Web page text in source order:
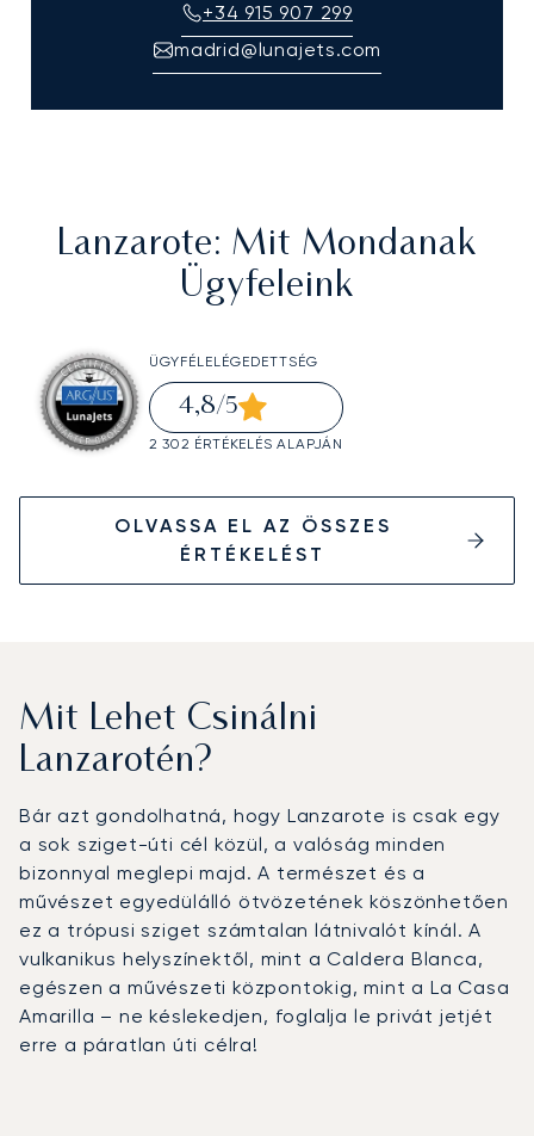
+34 915 907 299
madrid@lunajets.com
Lanzarote: Mit Mondanak
Ügyfeleink
ÜGYFÉLELÉGEDETTSÉG
4,8/5
2 302 ÉRTÉKELÉS ALAPJÁN
OLVASSA EL AZ ÖSSZES
ÉRTÉKELÉST
Mit Lehet Csinálni
Lanzarotén?
Bár azt gondolhatná, hogy Lanzarote is csak egy
a sok sziget-úti cél közül, a valóság minden
bizonnyal meglepi majd. A természet és a
művészet egyedülálló ötvözetének köszönhetően
ez a trópusi sziget számtalan látnivalót kínál. A
vulkanikus helyszínektől, mint a Caldera Blanca,
egészen a művészeti központokig, mint a La Casa
Amarilla – ne késlekedjen, foglalja le privát jetjét
erre a páratlan úti célra!